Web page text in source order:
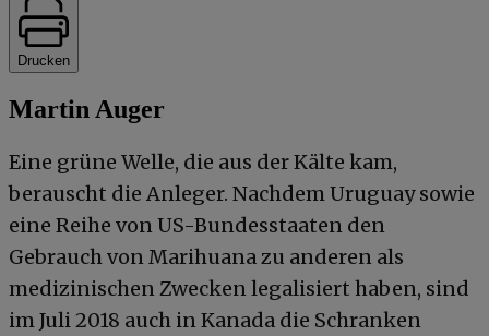
Drucken
Martin Auger
Eine grüne Welle, die aus der Kälte kam,
berauscht die Anleger. Nachdem Uruguay sowie
eine Reihe von US-Bundesstaaten den
Gebrauch von Marihuana zu anderen als
medizinischen Zwecken legalisiert haben, sind
im Juli 2018 auch in Kanada die Schranken